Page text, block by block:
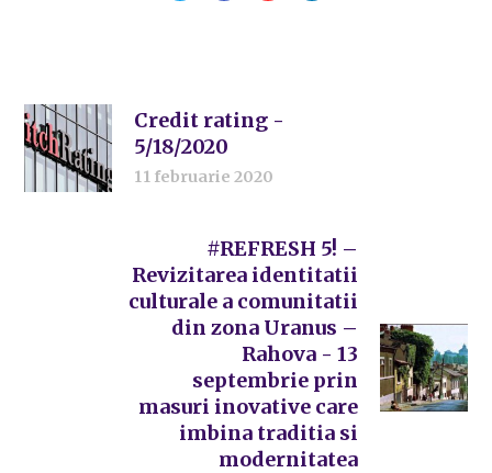
Credit rating -
5/18/2020
11 februarie 2020
#REFRESH 5! –
Revizitarea identitatii
culturale a comunitatii
din zona Uranus –
Rahova - 13
septembrie prin
masuri inovative care
imbina traditia si
modernitatea